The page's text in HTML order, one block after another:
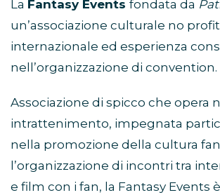
La Fantasy Events fondata da
un’associazione culturale no
internazionale ed esperienza
nell’organizzazione di convention.
Associazione di spicco che opera
intrattenimento, impegnata
nella promozione della cultura
l’organizzazione di incontri tra
e film con i fan, la Fantasy Events